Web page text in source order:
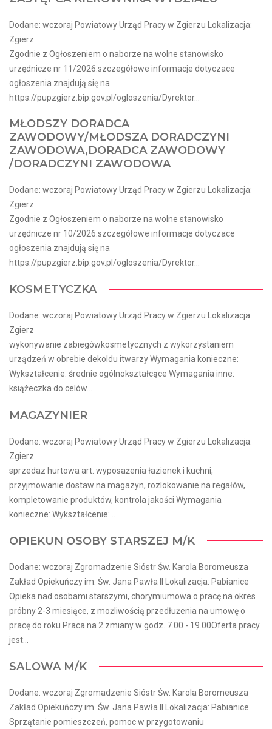
Dodane: wczoraj Powiatowy Urząd Pracy w Zgierzu Lokalizacja:
Zgierz
Zgodnie z Ogłoszeniem o naborze na wolne stanowisko
urzędnicze nr 11/2026:szczegółowe informacje dotyczace
ogłoszenia znajdują się na
https://pupzgierz.bip.gov.pl/ogloszenia/Dyrektor...
MŁODSZY DORADCA
ZAWODOWY/MŁODSZA DORADCZYNI
ZAWODOWA,DORADCA ZAWODOWY
/DORADCZYNI ZAWODOWA
Dodane: wczoraj Powiatowy Urząd Pracy w Zgierzu Lokalizacja:
Zgierz
Zgodnie z Ogłoszeniem o naborze na wolne stanowisko
urzędnicze nr 10/2026:szczegółowe informacje dotyczace
ogłoszenia znajdują się na
https://pupzgierz.bip.gov.pl/ogloszenia/Dyrektor...
KOSMETYCZKA
Dodane: wczoraj Powiatowy Urząd Pracy w Zgierzu Lokalizacja:
Zgierz
wykonywanie zabiegówkosmetycznych z wykorzystaniem
urządzeń w obrebie dekoldu itwarzy Wymagania konieczne:
Wykształcenie: średnie ogólnokształcące Wymagania inne:
książeczka do celów...
MAGAZYNIER
Dodane: wczoraj Powiatowy Urząd Pracy w Zgierzu Lokalizacja:
Zgierz
sprzedaz hurtowa art. wyposażenia łazienek i kuchni,
przyjmowanie dostaw na magazyn, rozlokowanie na regałów,
kompletowanie produktów, kontrola jakości Wymagania
konieczne: Wykształcenie:...
OPIEKUN OSOBY STARSZEJ M/K
Dodane: wczoraj Zgromadzenie Sióstr Św. Karola Boromeusza
Zakład Opiekuńczy im. Św. Jana Pawła II Lokalizacja: Pabianice
Opieka nad osobami starszymi, chorymiumowa o pracę na okres
próbny 2-3 miesiące, z możliwością przedłużenia na umowę o
pracę do roku.Praca na 2 zmiany w godz. 7.00 - 19.00Oferta pracy
jest...
SALOWA M/K
Dodane: wczoraj Zgromadzenie Sióstr Św. Karola Boromeusza
Zakład Opiekuńczy im. Św. Jana Pawła II Lokalizacja: Pabianice
Sprzątanie pomieszczeń, pomoc w przygotowaniu